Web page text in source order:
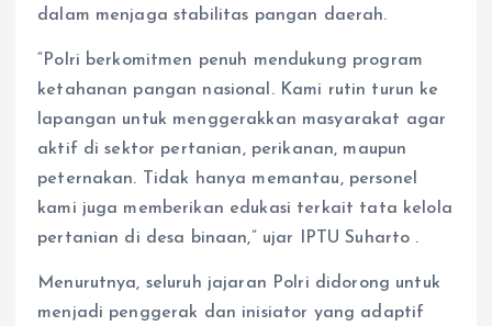
dalam menjaga stabilitas pangan daerah.
“Polri berkomitmen penuh mendukung program
ketahanan pangan nasional. Kami rutin turun ke
lapangan untuk menggerakkan masyarakat agar
aktif di sektor pertanian, perikanan, maupun
peternakan. Tidak hanya memantau, personel
kami juga memberikan edukasi terkait tata kelola
pertanian di desa binaan,” ujar IPTU Suharto .
Menurutnya, seluruh jajaran Polri didorong untuk
menjadi penggerak dan inisiator yang adaptif